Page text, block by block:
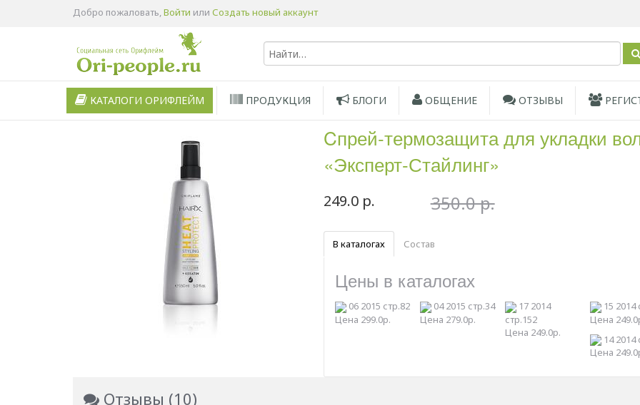
Добро пожаловать,Войти или Создать новый аккаунт
КАТАЛОГИ ОРИФЛЕЙМ ПРОДУКЦИЯ БЛОГИ ОБЩЕНИЕ ОТЗЫВЫ
Cпрей-термозащита для укладки
«Эксперт-Стайлинг»
249.0 р. 350.0 р.
В каталогах Состав
Цены в каталогах
06 2015 стр.82
Цена 299.0р.
04 2015 стр.34
Цена 279.0р.
17 2014
стр.152
Цена 249.0р.
15 2014
Цена
14 2014
Цена
Отзывы (10)